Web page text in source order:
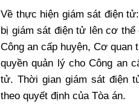
Về thực hiện giám sát điện
bị giám sát điện tử lên cơ
Công an cấp huyện, Cơ quan
quyền quản lý cho Công an
tử. Thời gian giám sát điện
theo quyết định của Tòa án.